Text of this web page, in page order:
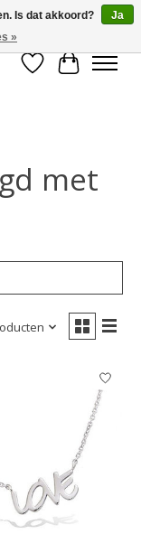
Verlanglijst
met
Is dat akkoord?
Ja
»